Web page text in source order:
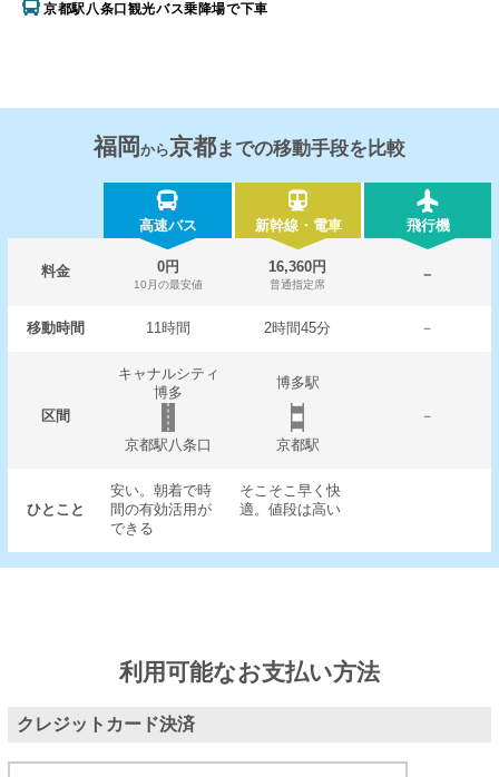
京都駅八条口観光バス乗降場で下車
福岡 から京都までの移動手段を比較
高速バス 新幹線・電車 飛行機
料金 0円
10月の最安値
16,360円
普通指定席
－
移動時間 11時間 2時間45分 －
区間
キャナルシティ
博多
博多駅
－
京都駅八条口
京都駅
ひとこと
安い。朝着で時
間の有効活用が
できる
そこそこ早く快
適。値段は高い
利用可能なお支払い方法
クレジットカード決済